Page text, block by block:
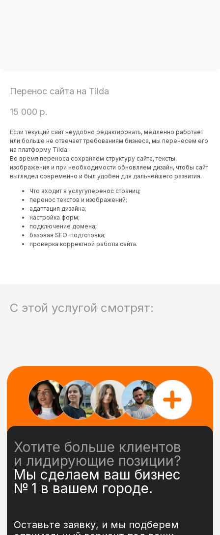
Перенос сайта на Tilda
15 000 р.
Если текущий сайт неудобно редактировать, медленно работает
или больше не отвечает требованиям бизнеса, мы перенесем его
на платформу Tilda.
Во время переноса сохраняем структуру сайта, тексты,
изображения и при необходимости обновляем дизайн, чтобы сайт
выглядел современно и был удобен для дальнейшего развития.
Что входит в услугуперенос страниц;
перенос текстов и изображений;
адаптация дизайна;
настройка форм;
подключение домена;
базовая SEO-подготовка;
проверка корректной работы сайта.
С этой услугой смотрят:
Хотите больше клиентов
и лидирующие позиции?
Мы сделаем ваш бизнес
№ 1 в вашем городе.
персональных данных
Получить консультацию
Все полностью дистанционно